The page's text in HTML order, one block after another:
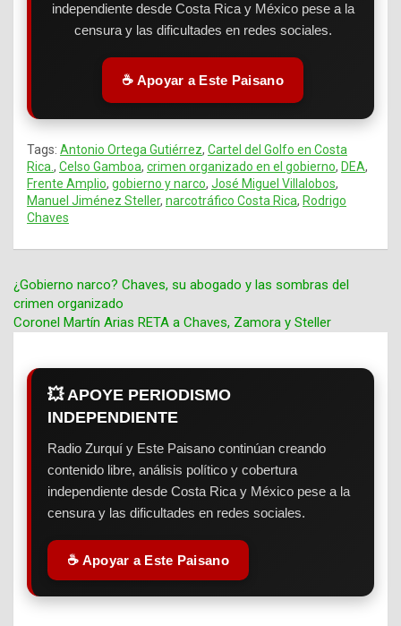
independiente desde Costa Rica y México pese a la
censura y las dificultades en redes sociales.
☕ Apoyar a Este Paisano
Tags: Antonio Ortega Gutiérrez, Cartel del Golfo en Costa
Rica. , Celso Gamboa, crimen organizado en el gobierno, DEA,
Frente Amplio, gobierno y narco, José Miguel Villalobos,
Manuel Jiménez Steller, narcotráfico Costa Rica, Rodrigo
Chaves
Navegación
entradas
¿Gobierno narco? Chaves, su abogado y las sombras del
crimen organizado
Coronel Martín Arias RETA a Chaves, Zamora y Steller
💥 APOYE PERIODISMO
INDEPENDIENTE
Radio Zurquí y Este Paisano continúan creando
contenido libre, análisis político y cobertura
independiente desde Costa Rica y México pese a la
censura y las dificultades en redes sociales.
☕ Apoyar a Este Paisano